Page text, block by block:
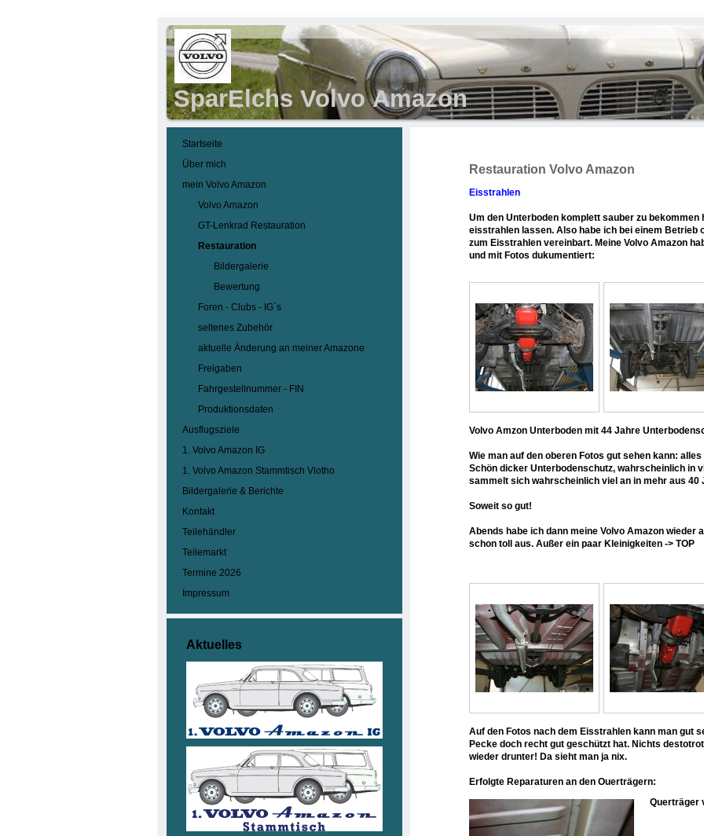
SparElchs Volvo Amazon
Startseite
Über mich
mein Volvo Amazon
Volvo Amazon
GT-Lenkrad Restauration
Restauration
Bildergalerie
Bewertung
Foren - Clubs - IG`s
seltenes Zubehör
aktuelle Änderung an meiner Amazone
Freigaben
Fahrgestellnummer - FIN
Produktionsdaten
Ausflugsziele
1. Volvo Amazon IG
1. Volvo Amazon Stammtisch Vlotho
Bildergalerie & Berichte
Kontakt
Teilehändler
Teilemarkt
Termine 2026
Impressum
Aktuelles
Restauration Volvo Amazon
Eisstrahlen
Um den Unterboden komplett sauber zu bekommen
eisstrahlen lassen. Also habe ich bei einem Betrieb
zum Eisstrahlen vereinbart. Meine Volvo Amazon
und mit Fotos dukumentiert:
Volvo Amzon Unterboden mit 44 Jahre
Wie man auf den oberen Fotos gut sehen kann:
Schön dicker Unterbodenschutz, wahrscheinlich in
sammelt sich wahrscheinlich viel an in mehr aus 40
Soweit so gut!
Abends habe ich dann meine Volvo Amazon wieder
schon toll aus. Außer ein paar Kleinigkeiten -> TOP
Auf den Fotos nach dem Eisstrahlen kann man gut
Pecke doch recht gut geschützt hat. Nichts
wieder drunter! Da sieht man ja nix.
Erfolgte Reparaturen an den Ouerträgern:
Querträger